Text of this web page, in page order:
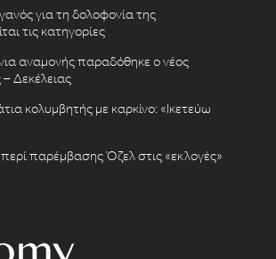
για τη δολοφονία της
τις κατηγορίες
αναμονής παραδόθηκε ο νέος
Δεκέλειας
κολυμβητής με καρκίνο: «Ικετεύω
παρέμβασης Όζελ στις «εκλογές»